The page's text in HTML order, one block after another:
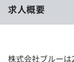
契約内容・クーポン
求人概要
株式会社ブルー